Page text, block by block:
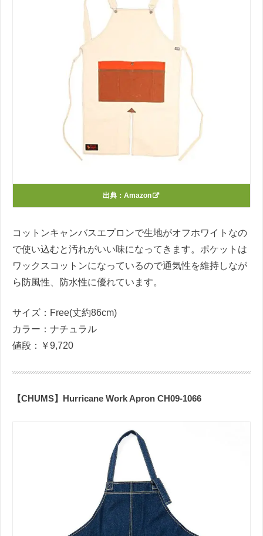
出典： Amazon
コットンキャンバスエプロンで生地がオフホワイトなの
で使い込むと汚れがいい味になってきます。ポケットは
ワックスコットンになっているので通気性を維持しなが
ら防風性、防水性に優れています。
サイズ：Free(丈約86cm)
カラー：ナチュラル
値段：￥9,720
【CHUMS】Hurricane Work Apron CH09-1066